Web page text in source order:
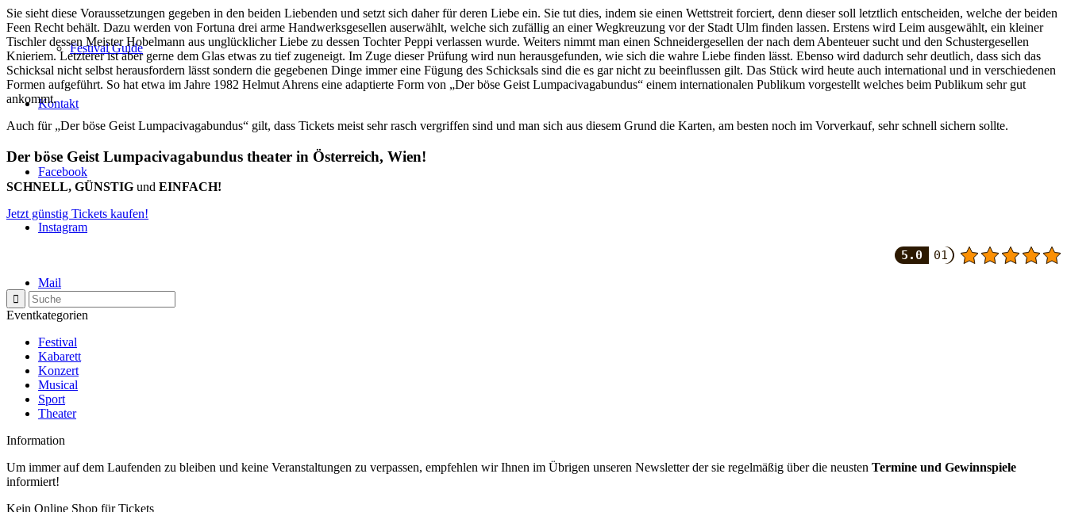
Festival Guide
Kontakt
Facebook
Instagram
Mail
Sie sieht diese Voraussetzungen gegeben in den beiden Liebenden und setzt sich daher für deren Liebe ein. Sie tut dies, indem sie einen Wettstreit forciert, denn dieser soll letztlich entscheiden, welche der beiden
Feen Recht behält. Dazu werden von Fortuna drei arme Handwerksgesellen auserwählt, welche sich zufällig an einer Wegkreuzung vor der Stadt Ulm finden lassen. Erstens wird Leim ausgewählt, ein kleiner
Tischler dessen Meister Hobelmann aus unglücklicher Liebe zu dessen Tochter Peppi verlassen wurde. Weiters nimmt man einen Schneidergesellen der nach dem Abenteuer sucht und den Schustergesellen
Knieriem. Letzterer ist aber gerne dem Glas etwas zu tief zugeneigt. Im Zuge dieser Prüfung wird nun herausgefunden, wie sich die wahre Liebe finden lässt. Ebenso wird dadurch sehr deutlich, dass sich das
Schicksal nicht selbst herausfordern lässt sondern die gegebenen Dinge immer eine Fügung des Schicksals sind die es gar nicht zu beeinflussen gilt. Das Stück wird heute auch international und in verschiedenen
Formen aufgeführt. So hat etwa im Jahre 1982 Helmut Ahrens eine adaptierte Form von „Der böse Geist Lumpacivagabundus“ einem internationalen Publikum vorgestellt welches beim Publikum sehr gut
ankommt.
Auch für „Der böse Geist Lumpacivagabundus“ gilt, dass Tickets meist sehr rasch vergriffen sind und man sich aus diesem Grund die Karten, am besten noch im Vorverkauf, sehr schnell sichern sollte.
Der böse Geist Lumpacivagabundus theater in Österreich, Wien!
SCHNELL, GÜNSTIG und EINFACH!
Jetzt günstig Tickets kaufen!
5.0 01
Eventkategorien
Festival
Kabarett
Konzert
Musical
Sport
Theater
Information
Um immer auf dem Laufenden zu bleiben und keine Veranstaltungen zu verpassen, empfehlen wir Ihnen im Übrigen unseren Newsletter der sie regelmäßig über die neusten Termine und Gewinnspiele
informiert!
Kein Online Shop für Tickets